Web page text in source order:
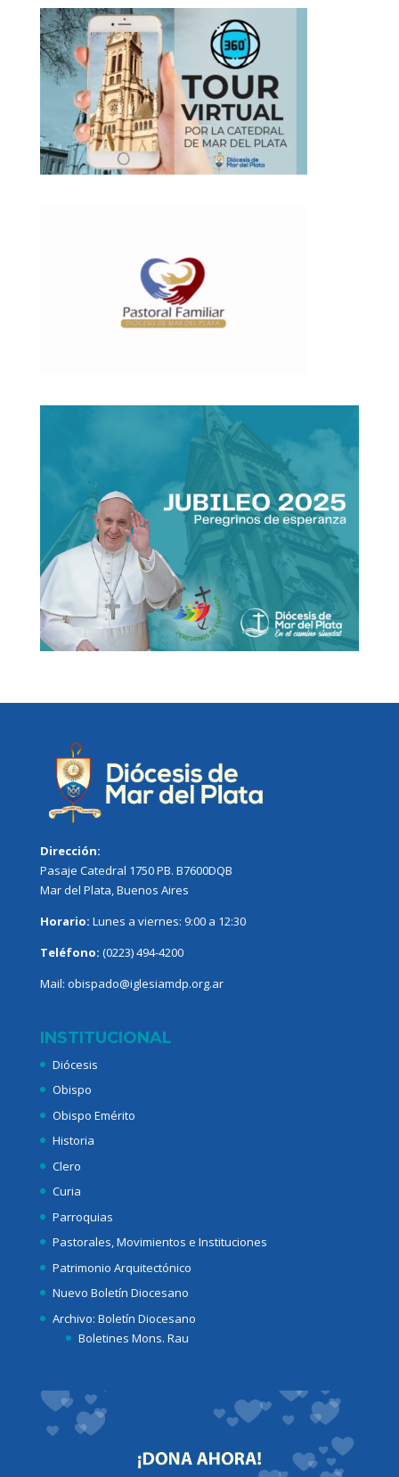
Dirección:
Pasaje Catedral 1750 PB. B7600DQB
Mar del Plata, Buenos Aires
Horario: Lunes a viernes: 9:00 a 12:30
Teléfono: (0223) 494-4200
Mail: obispado@iglesiamdp.org.ar
INSTITUCIONAL
Diócesis
Obispo
Obispo Emérito
Historia
Clero
Curia
Parroquias
Pastorales, Movimientos e Instituciones
Patrimonio Arquitectónico
Nuevo Boletín Diocesano
Archivo: Boletín Diocesano
Boletines Mons. Rau